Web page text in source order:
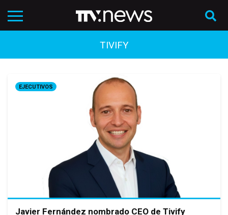
TIVIFY
EJECUTIVOS
Javier Fernández nombrado CEO de Tivify